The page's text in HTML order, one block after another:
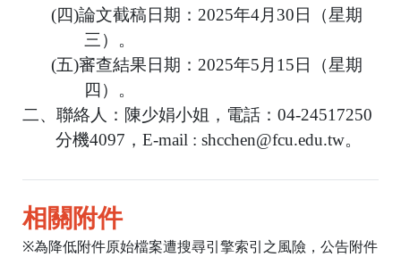
(四)論文截稿日期： 2025年4月 30 日（星期
三）。
(五)審查結果日期： 2025年5 月 15 日（星期
四）。
二、聯絡人：陳少娟小姐，電話： 04-24517250
分機4097 ，E-mail : shcchen@fcu.edu.tw。
相關附件
※為降低附件原始檔案遭搜尋引擎索引之風險，公告附件